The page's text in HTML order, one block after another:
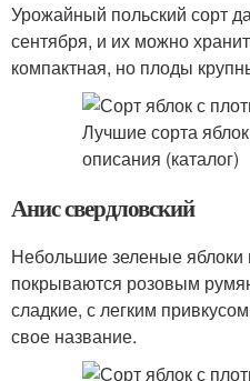
Урожайный польский сорт
сентября, и их можно
компактная, но плоды
Анис свердловский
Небольшие зеленые яблоки
покрываются розовым
сладкие, с легким
свое название.